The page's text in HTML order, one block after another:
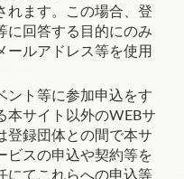
れます。この場合、登
に回答する目的にのみ
ールアドレス等を使用
ント等に参加申込をす
本サイト以外のWEBサ
登録団体との間で本サ
ビスの申込や契約等を
にてこれらへの申込等